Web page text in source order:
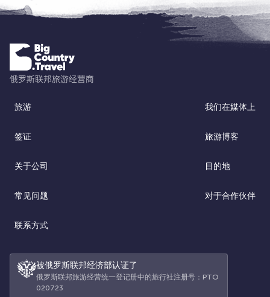
旅游 我们在媒体上
签证 旅游博客
关于公司 目的地
常见问题 对于合作伙伴
联系方式
被俄罗斯联邦经济部认证了
俄罗斯联邦旅游经营统一登记册中的旅行社注册号：РТО
020723